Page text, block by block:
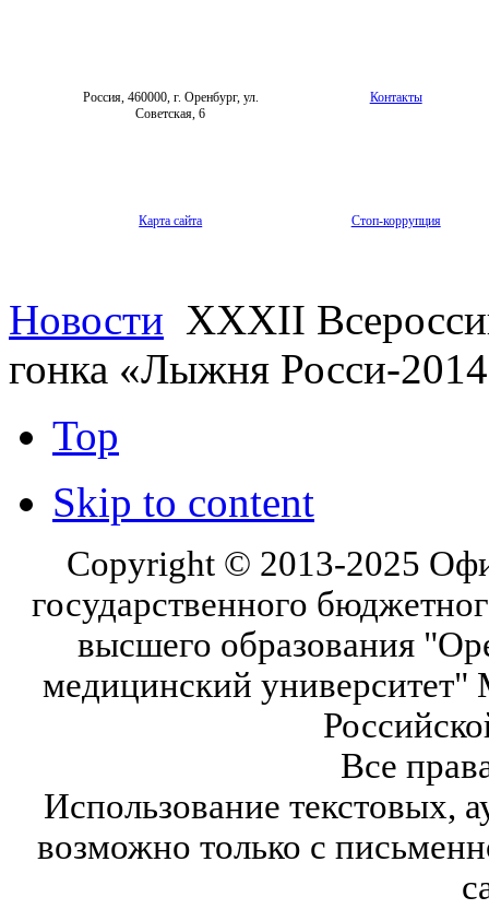
Россия, 460000, г. Оренбург, ул.
Советская, 6
Контакты
Карта сайта Стоп-коррупция
Новости XXXII
гонка «Лыжня Росси-
Top
Skip to content
Copyright © 2013-2025
государственного
высшего образования
медицинский университет"
Все
Использование текстовых,
возможно только с